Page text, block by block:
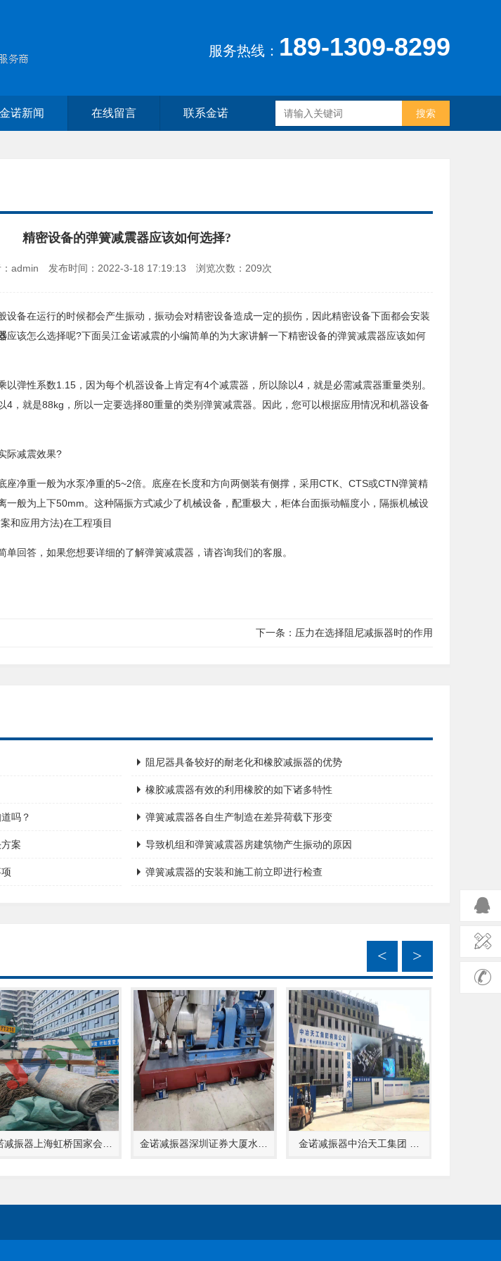
服务热线： 189-1309-8299
金诺新闻 在线留言 联系金诺
精密设备的弹簧减震器应该如何选择?
：admin 发布时间：2022-3-18 17:19:13 浏览次数： 209次
备在运行的时候都会产生振动，振动会对精密设备造成一定的损伤，因此精密设备下面都会安装
应该怎么选择呢?下面吴江金诺减震的小编简单的为大家讲解一下精密设备的弹簧减震器应该如何
性系数1.15，因为每个机器设备上肯定有4个减震器，所以除以4，就是必需减震器重量类别。
4，就是88kg，所以一定要选择80重量的类别弹簧减震器。因此，您可以根据应用情况和机器设备
际减震效果?
净重一般为水泵净重的5~2倍。底座在长度和方向两侧装有侧撑，采用CTK、CTS或CTN弹簧精
一般为上下50mm。这种隔振方式减少了机械设备，配重极大，柜体台面振动幅度小，隔振机械设
和应用方法)在工程项目
回答，如果您想要详细的了解弹簧减震器，请咨询我们的客服。
下一条： 压力在选择阻尼减振器时的作用
吗？
案
阻尼器具备较好的耐老化和橡胶减振器的优势
橡胶减震器有效的利用橡胶的如下诸多特性
弹簧减震器各自生产制造在差异荷载下形变
导致机组和弹簧减震器房建筑物产生振动的原因
弹簧减震器的安装和施工前立即进行检查
< >
减振器上海虹桥国家会… 金诺减振器深圳证券大厦水… 金诺减振器中治天工集团 …